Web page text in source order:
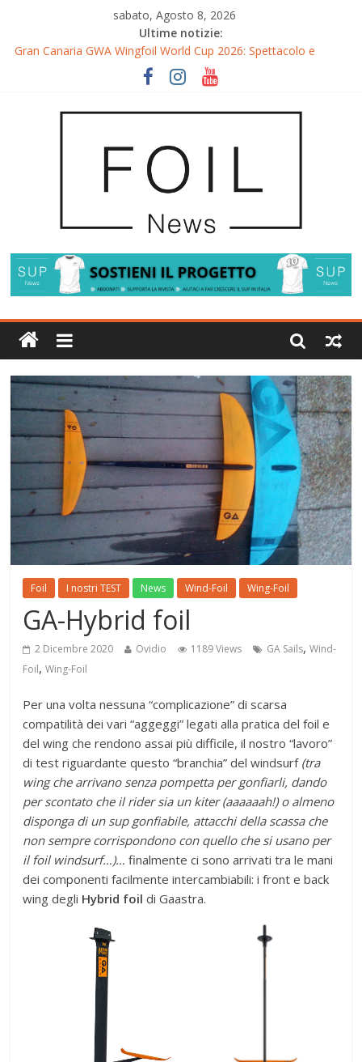
sabato, Agosto 8, 2026
Ultime notizie:
Gran Canaria GWA Wingfoil World Cup 2026: Spettacolo e
adrenalina a Pozo Izquierdo
Fuerteventura World Cup 2026: l’evento è già iniziato, ma i
Fuerteventura 2026: Trionfi e Titoli Mondiali nel Surf-Freestyle
Trionfo di Chris MacDonald e Viola Lippitsch a Gran Canaria
Foil I nostri TEST News Wind-Foil Wing-Foil
GA-Hybrid foil
2 Dicembre 2020 Ovidio 1189 Views GA Sails,Wind-
Foil,Wing-Foil
Per una volta nessuna “complicazione” di scarsa
compatilità dei vari “aggeggi” legati alla pratica del foil e
del wing che rendono assai più difficile, il nostro “lavoro”
di test riguardante questo “branchia” del windsurf (tra
wing che arrivano senza pompetta per gonfiarli, dando
per scontato che il rider sia un kiter (aaaaaah!) o almeno
disponga di un sup gonfiabile, attacchi della scassa che
non sempre corrispondono con quello che si usano per
il foil windsurf…)… finalmente ci sono arrivati tra le mani
dei componenti facilmente intercambiabili: i front e back
wing degli Hybrid foil di Gaastra.